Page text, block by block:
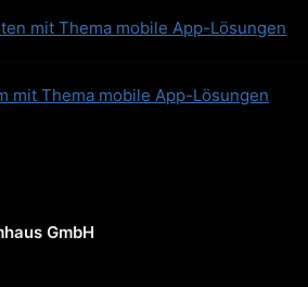
mit Thema mobile App-Lösungen
mit Thema mobile App-Lösungen
GmbH